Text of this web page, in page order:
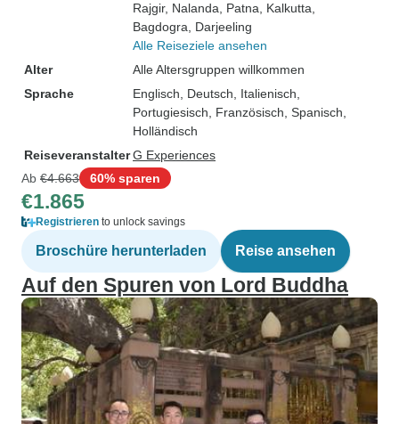
Rajgir, Nalanda , Patna , Kalkutta
Bagdogra , Darjeeling
Alle Reiseziele ansehen
Alter
Alle Altersgruppen willkommen
Sprache
Englisch, Deutsch, Italienisch,
Portugiesisch, Französisch, Spanisch,
Holländisch
ReiseveranstalterG Experiences
Ab €4.663 60% sparen
€1.865
Registrieren to unlock savings
Broschüre herunterladen Reise ansehen
Auf den Spuren von Lord Buddha